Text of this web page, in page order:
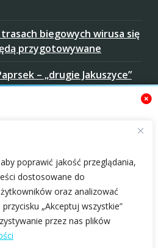
poprawić jakość przeglądania,
dostosowane do
oraz analizować
„Akceptuj wszystkie”
przez nas plików
Poznajmy się:
biegowych wirusa się
przygotowywane
– „drugie Jakuszyce”
2026 nabiegowkach.pl